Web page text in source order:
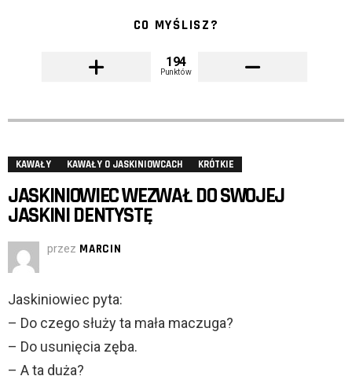
CO MYŚLISZ?
194
Punktów
KAWAŁY KAWAŁY O JASKINIOWCACH KRÓTKIE
JASKINIOWIEC WEZWAŁ DO SWOJEJ
JASKINI DENTYSTĘ
przez MARCIN
Jaskiniowiec pyta:
– Do czego służy ta mała maczuga?
– Do usunięcia zęba.
– A ta duża?